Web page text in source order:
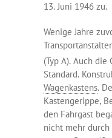
13. Juni 1946 zu.
Wenige Jahre
(Typ A). Auch die
Standard.
Wagenkastens.
Kastengerippe,
den Fahrgast
nicht mehr